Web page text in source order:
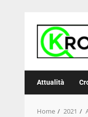
content
Attualità
Home 2021